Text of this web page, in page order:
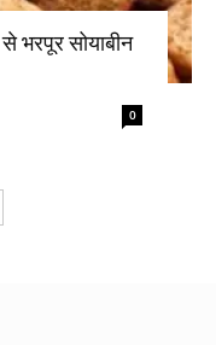
भरपूर सोयाबीन
0